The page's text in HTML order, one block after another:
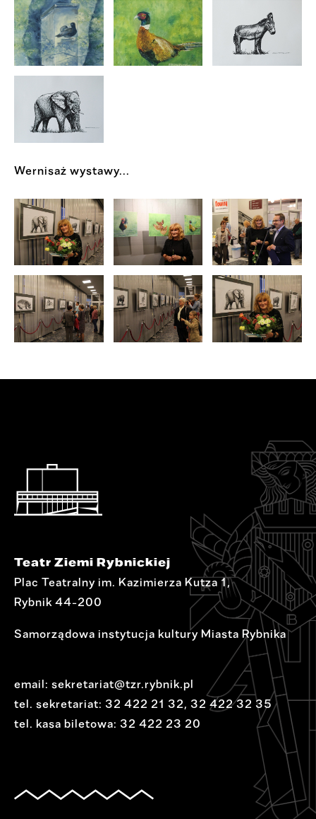
Wernisaż wystawy...
Teatr Ziemi Rybnickiej
Plac Teatralny im. Kazimierza Kutza 1,
Rybnik 44-200
Samorządowa instytucja kultury Miasta Rybnika
email: sekretariat@tzr.rybnik.pl
tel. sekretariat: 32 422 21 32, 32 422 32 35
tel. kasa biletowa: 32 422 23 20